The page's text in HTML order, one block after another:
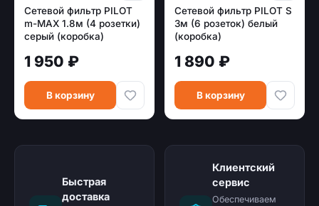
Сетевой фильтр PILOT
m-MAX 1.8м (4 розетки)
серый (коробка)
1 950 ₽
В корзину
Сетевой фильтр PILOT S
3м (6 розеток) белый
(коробка)
1 890 ₽
В корзину
Быстрая
доставка
Клиентский
сервис
Обеспечиваем